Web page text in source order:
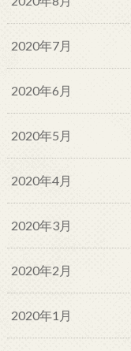
2020年7月
2020年6月
2020年5月
2020年4月
2020年3月
2020年2月
2020年1月